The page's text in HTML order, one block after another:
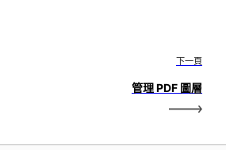
下一頁
管理 PDF 圖層